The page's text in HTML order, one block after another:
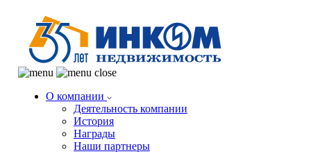
О компании
Деятельность компании
История
Награды
Наши партнеры